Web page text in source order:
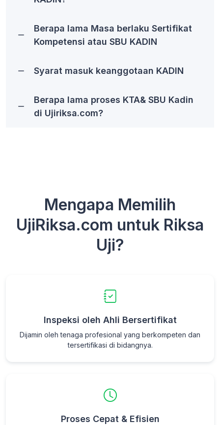
Berapa lama Masa berlaku Sertifikat
Kompetensi atau SBU KADIN
Syarat masuk keanggotaan KADIN
Berapa lama proses KTA& SBU Kadin
di Ujiriksa.com?
Mengapa Memilih
UjiRiksa.com untuk Riksa
Uji?
Inspeksi oleh Ahli Bersertifikat
Dijamin oleh tenaga profesional yang berkompeten dan
tersertifikasi di bidangnya.
Proses Cepat & Efisien